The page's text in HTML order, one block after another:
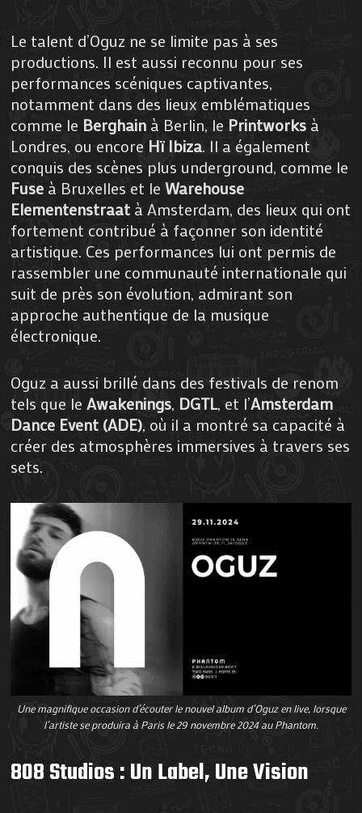
Le talent d’Oguz ne se limite pas à ses
productions. Il est aussi reconnu pour ses
performances scéniques captivantes,
notamment dans des lieux emblématiques
comme le Berghain à Berlin, le Printworks à
Londres, ou encore Hï Ibiza. Il a également
conquis des scènes plus underground, comme le
Fuse à Bruxelles et leWarehouse
Elementenstraat à Amsterdam, des lieux qui ont
fortement contribué à façonner son identité
artistique. Ces performances lui ont permis de
rassembler une communauté internationale qui
suit de près son évolution, admirant son
approche authentique de la musique
électronique.
Oguz a aussi brillé dans des festivals de renom
tels que leAwakenings, DGTL, et l’Amsterdam
Dance Event (ADE), où il a montré sa capacité à
créer des atmosphères immersives à travers ses
sets.
Une magnifique occasion d’écouter le nouvel album d’Oguz en live, lorsque
l’artiste se produira à Paris le 29 novembre 2024 au Phantom.
808 Studios : Un Label, Une Vision